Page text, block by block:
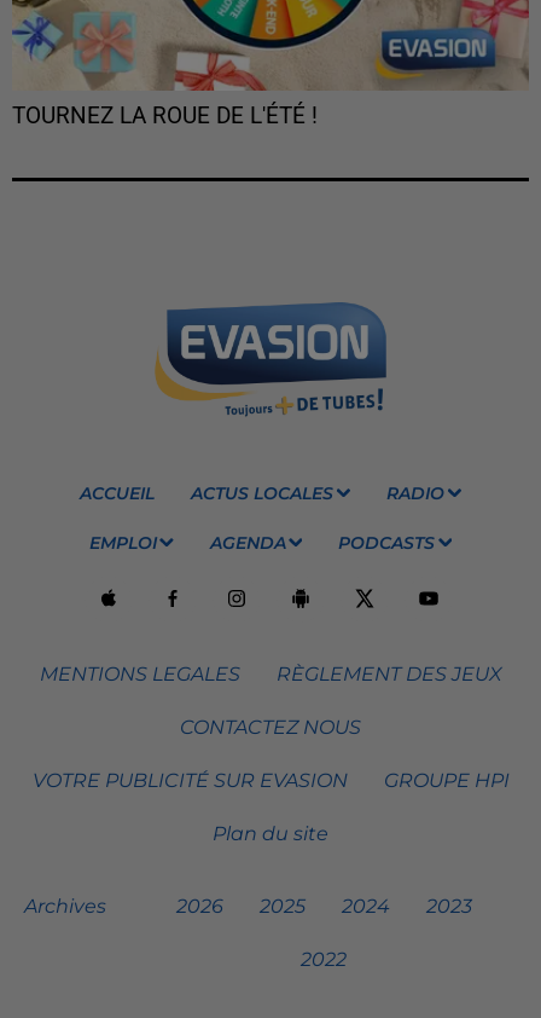
TOURNEZ LA ROUE DE L'ÉTÉ !
ACCUEIL ACTUS LOCALES RADIO
EMPLOI AGENDA PODCASTS
MENTIONS LEGALES RÈGLEMENT DES JEUX
CONTACTEZ NOUS
VOTRE PUBLICITÉ SUR EVASION GROUPE HPI
Plan du site
Archives 2026 2025 2024 2023
2022